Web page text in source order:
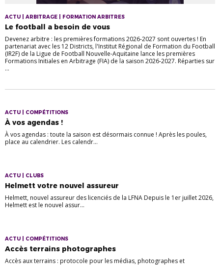
ACTU | ARBITRAGE | FORMATION ARBITRES
Le football a besoin de vous
Devenez arbitre : les premières formations 2026-2027 sont ouvertes ! En
partenariat avec les 12 Districts, l'Institut Régional de Formation du Football
(IR2F) de la Ligue de Football Nouvelle-Aquitaine lance les premières
Formations Initiales en Arbitrage (FIA) de la saison 2026-2027. Réparties sur
...
ACTU | COMPÉTITIONS
À vos agendas !
À vos agendas : toute la saison est désormais connue ! Après les poules,
place au calendrier. Les calendr...
ACTU | CLUBS
Helmett votre nouvel assureur
Helmett, nouvel assureur des licenciés de la LFNA Depuis le 1er juillet 2026,
Helmett est le nouvel assur...
ACTU | COMPÉTITIONS
Accès terrains photographes
Accès aux terrains : protocole pour les médias, photographes et